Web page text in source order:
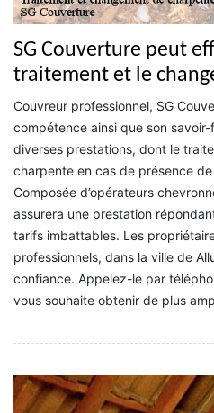
SG Couverture peut
traitement et le
Couvreur professionnel, SG
compétence ainsi que son
diverses prestations, dont le
charpente en cas de présence
Composée d’opérateurs
assurera une prestation
tarifs imbattables. Les
professionnels, dans la ville de
confiance. Appelez-le par
vous souhaite obtenir de plus